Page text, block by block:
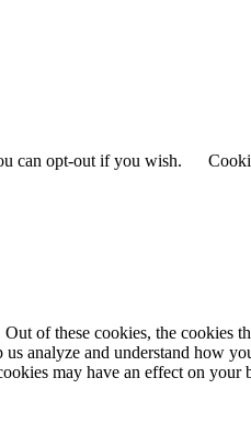
can opt-out if you wish.
of these cookies, the cookies
analyze and understand how
may have an effect on your